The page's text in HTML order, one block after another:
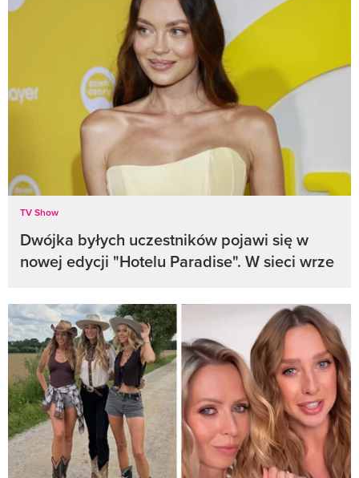
TV Show
Dwójka byłych uczestników pojawi się w
nowej edycji "Hotelu Paradise". W sieci wrze